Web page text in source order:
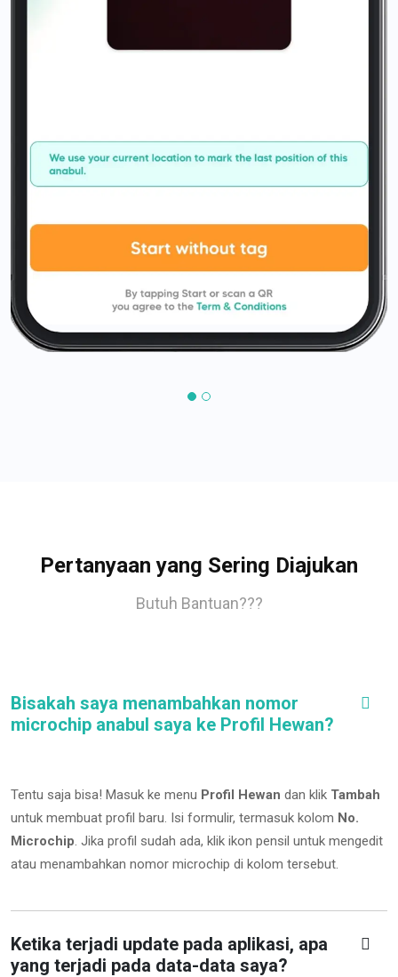
Pertanyaan yang Sering Diajukan
Butuh Bantuan???
Bisakah saya menambahkan nomor
microchip anabul saya ke Profil Hewan?
Tentu saja bisa! Masuk ke menu Profil Hewan dan klik Tambah
untuk membuat profil baru. Isi formulir, termasuk kolom No.
Microchip. Jika profil sudah ada, klik ikon pensil untuk mengedit
atau menambahkan nomor microchip di kolom tersebut.
Ketika terjadi update pada aplikasi, apa
yang terjadi pada data-data saya?